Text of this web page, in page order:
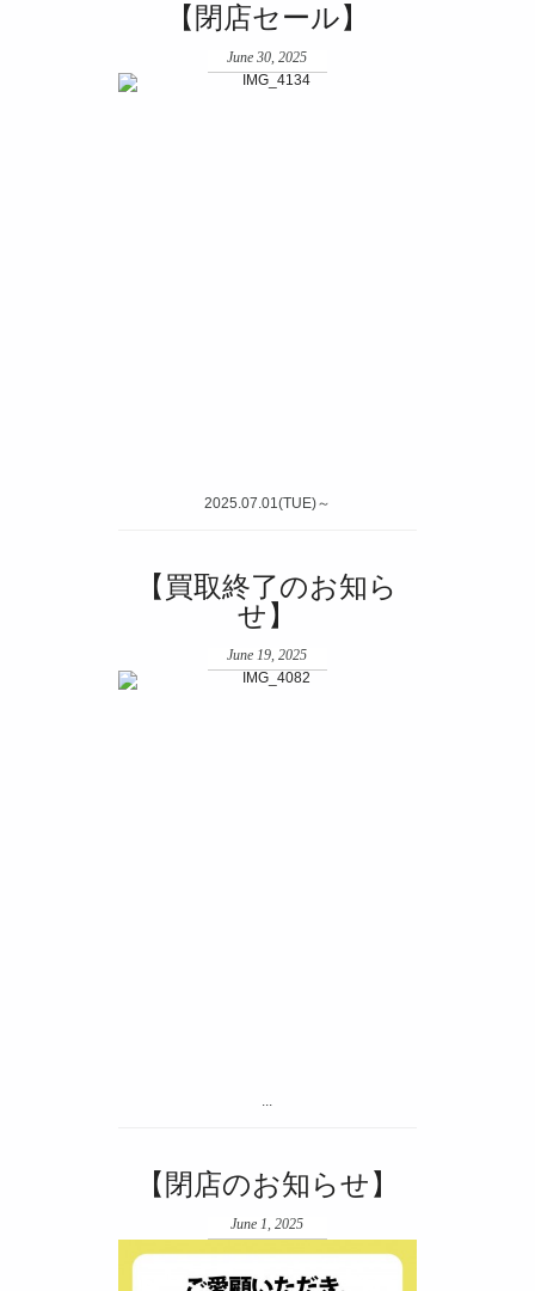
【閉店セール】
June 30, 2025
2025.07.01(TUE)～
【買取終了のお知ら
せ】
June 19, 2025
...
【閉店のお知らせ】
June 1, 2025